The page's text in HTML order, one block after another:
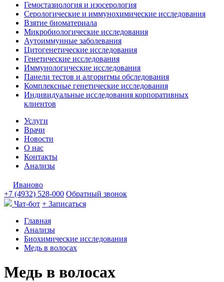
Гемостазиология и изосерология
Серологические и иммунохимические исследования
Взятие биоматериала
Микробиологические исследования
Аутоиммунные заболевания
Цитогенетические исследования
Генетические исследования
Иммунологические исследования
Панели тестов и алгоритмы обследования
Комплексные генетические исследования
Индивидуальные исследования корпоративных
клиентов
Услуги
Врачи
Новости
О нас
Контакты
Анализы
Иваново
+7 (4932) 528-000 Обратный звонок
Чат-бот + Записаться
Главная
Анализы
Биохимические исследования
Медь в волосах
Медь в волосах